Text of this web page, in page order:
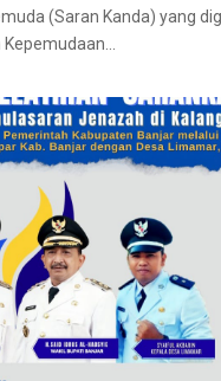
(Saran Kanda) yang